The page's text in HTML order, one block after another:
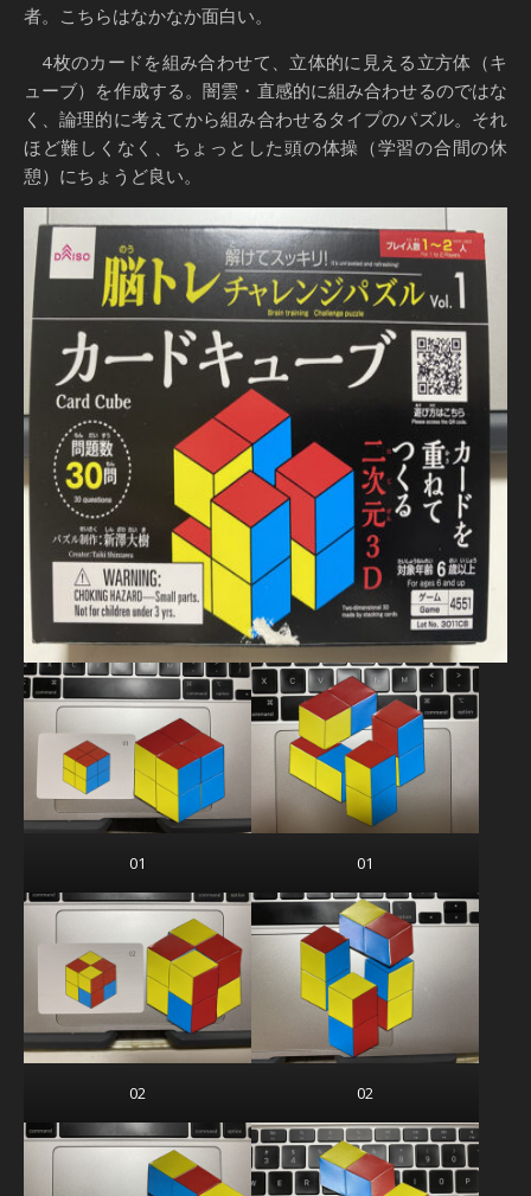
者。こちらはなかなか面白い。
4枚のカードを組み合わせて、立体的に見える立方体（キ
ューブ）を作成する。闇雲・直感的に組み合わせるのではな
く、論理的に考えてから組み合わせるタイプのパズル。それ
ほど難しくなく、ちょっとした頭の体操（学習の合間の休
憩）にちょうど良い。
01 01
02 02